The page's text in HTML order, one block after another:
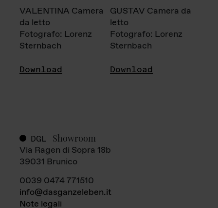
VALENTINA Camera
da letto
Fotografo: Lorenz
Sternbach
Download
GUSTAV Camera da
letto
Fotografo: Lorenz
Sternbach
Download
DGL Showroom
Via Ragen di Sopra 18b
39031 Brunico
0039 0474 771510
info@dasganzeleben.it
Note legali